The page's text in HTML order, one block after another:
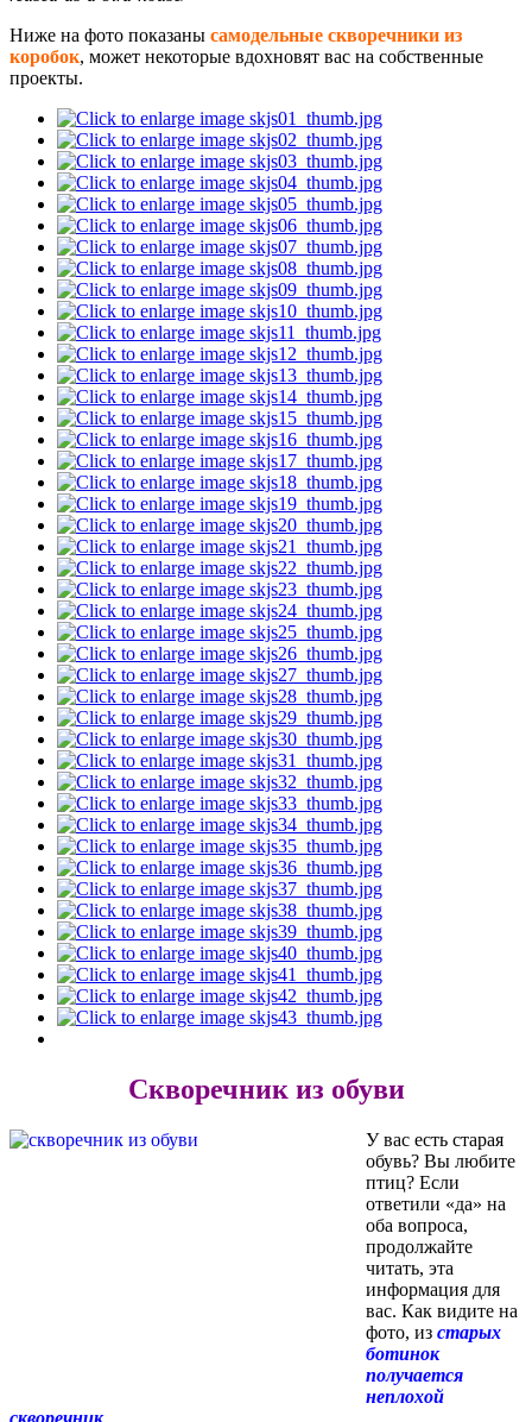
Ниже на фото показаны самодельные скворечники из
коробок, может некоторые вдохновят вас на собственные
проекты.
Скворечник из обуви
У вас есть старая
обувь? Вы любите
птиц? Если
ответили «да» на
оба вопроса,
продолжайте
читать, эта
информация для
вас. Как видите на
фото, из старых
ботинок
получается
неплохой